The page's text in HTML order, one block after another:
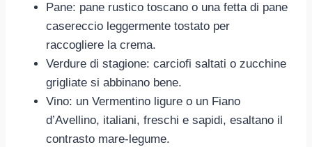
Pane: pane rustico toscano o una fetta di pane
casereccio leggermente tostato per
raccogliere la crema.
Verdure di stagione: carciofi saltati o zucchine
grigliate si abbinano bene.
Vino: un Vermentino ligure o un Fiano
d’Avellino, italiani, freschi e sapidi, esaltano il
contrasto mare-legume.